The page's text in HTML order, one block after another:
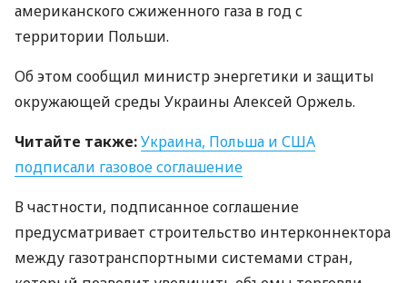
американского сжиженного газа в год с
территории Польши.
Об этом сообщил министр энергетики и защиты
окружающей среды Украины Алексей Оржель.
Читайте также:Украина, Польша и США
подписали газовое соглашение
В частности, подписанное соглашение
предусматривает строительство интерконнектора
между газотранспортными системами стран,